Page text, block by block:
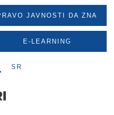
JAVNOSTI DA ZNA
E-LEARNING
SR